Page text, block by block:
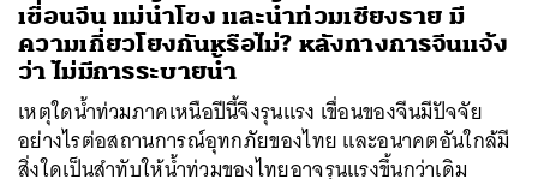
เขื่อนจีน แม่น้ำโขง และน้ำท่วมเชียงราย มี
ความเกี่ยวโยงกันหรือไม่? หลังทางการจีนแจ้ง
ว่า ไม่มีการระบายน้ำ
เหตุใดน้ำท่วมภาคเหนือปีนี้จึงรุนแรง เขื่อนของจีนมีปัจจัย
อย่างไรต่อสถานการณ์อุทกภัยของไทย และอนาคตอันใกล้มี
สิ่งใดเป็นสำทับให้น้ำท่วมของไทยอาจรุนแรงขึ้นกว่าเดิม